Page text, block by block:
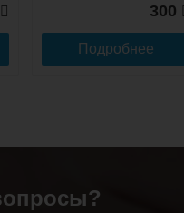
300
Подробнее